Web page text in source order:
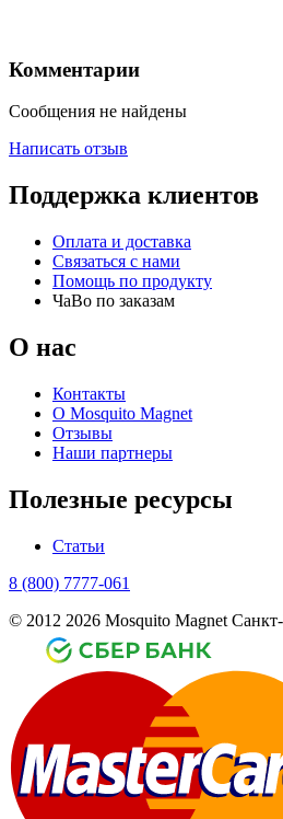
Комментарии
Сообщения не найдены
Написать отзыв
Поддержка клиентов
Оплата и доставка
Связаться с нами
Помощь по продукту
ЧаВо по заказам
О нас
Контакты
О Mosquito Magnet
Отзывы
Наши партнеры
Полезные ресурсы
Статьи
8 (800) 7777-061
© 2012 2026 Mosquito Magnet Санкт-